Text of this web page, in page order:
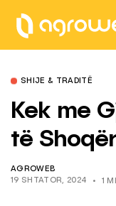
SHIJE & TRADITË
Kek me
të
AGROWEB
19 SHTATOR, 2024
1